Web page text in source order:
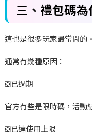
三、禮包碼
這也是很多玩家最常問的。
通常有幾種原因：
❎已過期
官方有些是限時碼，活動
❎已達使用上限